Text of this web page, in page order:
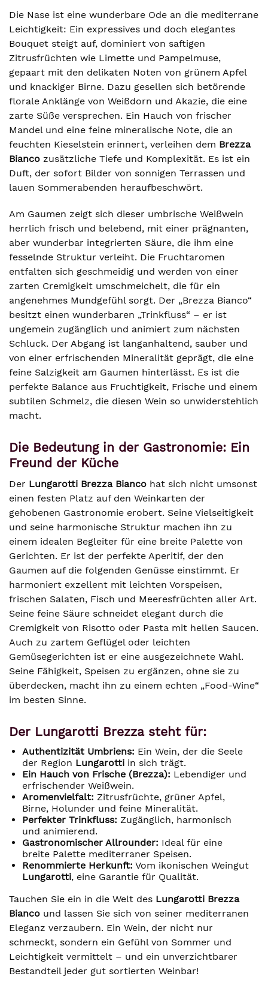
Die Nase ist eine wunderbare Ode an die mediterrane
Leichtigkeit: Ein expressives und doch elegantes
Bouquet steigt auf, dominiert von saftigen
Zitrusfrüchten wie Limette und Pampelmuse,
gepaart mit den delikaten Noten von grünem Apfel
und knackiger Birne. Dazu gesellen sich betörende
florale Anklänge von Weißdorn und Akazie, die eine
zarte Süße versprechen. Ein Hauch von frischer
Mandel und eine feine mineralische Note, die an
feuchten Kieselstein erinnert, verleihen dem Brezza
Bianco zusätzliche Tiefe und Komplexität. Es ist ein
Duft, der sofort Bilder von sonnigen Terrassen und
lauen Sommerabenden heraufbeschwört.
Am Gaumen zeigt sich dieser umbrische Weißwein
herrlich frisch und belebend, mit einer prägnanten,
aber wunderbar integrierten Säure, die ihm eine
fesselnde Struktur verleiht. Die Fruchtaromen
entfalten sich geschmeidig und werden von einer
zarten Cremigkeit umschmeichelt, die für ein
angenehmes Mundgefühl sorgt. Der „Brezza Bianco“
besitzt einen wunderbaren „Trinkfluss“ – er ist
ungemein zugänglich und animiert zum nächsten
Schluck. Der Abgang ist langanhaltend, sauber und
von einer erfrischenden Mineralität geprägt, die eine
feine Salzigkeit am Gaumen hinterlässt. Es ist die
perfekte Balance aus Fruchtigkeit, Frische und einem
subtilen Schmelz, die diesen Wein so unwiderstehlich
macht.
Die Bedeutung in der Gastronomie: Ein
Freund der Küche
Der Lungarotti Brezza Bianco hat sich nicht umsonst
einen festen Platz auf den Weinkarten der
gehobenen Gastronomie erobert. Seine Vielseitigkeit
und seine harmonische Struktur machen ihn zu
einem idealen Begleiter für eine breite Palette von
Gerichten. Er ist der perfekte Aperitif, der den
Gaumen auf die folgenden Genüsse einstimmt. Er
harmoniert exzellent mit leichten Vorspeisen,
frischen Salaten, Fisch und Meeresfrüchten aller Art.
Seine feine Säure schneidet elegant durch die
Cremigkeit von Risotto oder Pasta mit hellen Saucen.
Auch zu zartem Geflügel oder leichten
Gemüsegerichten ist er eine ausgezeichnete Wahl.
Seine Fähigkeit, Speisen zu ergänzen, ohne sie zu
überdecken, macht ihn zu einem echten „Food-Wine“
im besten Sinne.
Der Lungarotti Brezza steht für:
Authentizität Umbriens: Ein Wein, der die Seele
der Region Lungarotti in sich trägt.
Ein Hauch von Frische (Brezza): Lebendiger und
erfrischender Weißwein.
Aromenvielfalt: Zitrusfrüchte, grüner Apfel,
Birne, Holunder und feine Mineralität.
Perfekter Trinkfluss: Zugänglich, harmonisch
und animierend.
Gastronomischer Allrounder: Ideal für eine
breite Palette mediterraner Speisen.
Renommierte Herkunft: Vom ikonischen Weingut
Lungarotti, eine Garantie für Qualität.
Tauchen Sie ein in die Welt des Lungarotti Brezza
Bianco und lassen Sie sich von seiner mediterranen
Eleganz verzaubern. Ein Wein, der nicht nur
schmeckt, sondern ein Gefühl von Sommer und
Leichtigkeit vermittelt – und ein unverzichtbarer
Bestandteil jeder gut sortierten Weinbar!